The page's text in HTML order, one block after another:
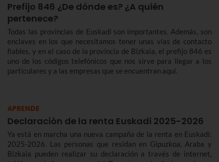
Prefijo 846 ¿De dónde es? ¿A quién
pertenece?
Todas las provincias de Euskadi son importantes. Además, son
enclaves en los que necesitamos tener unas vías de contacto
fiables, y en el caso de la provincia de Bizkaia, el prefijo 846 es
uno de los códigos telefónicos que nos sirve para llegar a los
particulares y a las empresas que se encuentran aquí.
APRENDE
Declaración de la renta Euskadi 2025-2026
Ya está en marcha una nueva campaña de la renta en Euskadi:
2025-2026. Las personas que residan en Gipuzkoa, Araba y
Bizkaia pueden realizar su declaración a través de internet,